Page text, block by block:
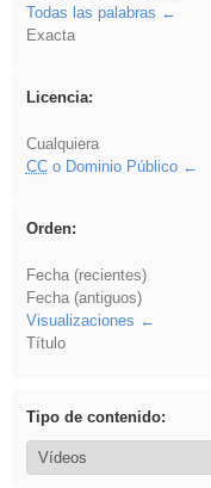
Todas las palabras
Exacta
Licencia:
Cualquiera
CCo Dominio Público
Orden:
Fecha (recientes)
Fecha (antiguos)
Visualizaciones
Título
Tipo de contenido: